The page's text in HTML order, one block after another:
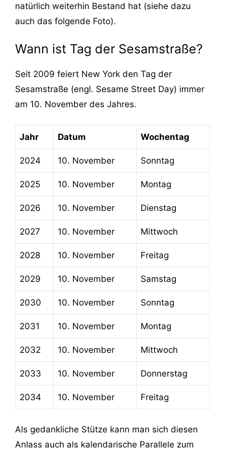
natürlich weiterhin Bestand hat (siehe dazu
auch das folgende Foto).
Wann ist Tag der Sesamstraße?
Seit 2009 feiert New York den Tag der
Sesamstraße (engl. Sesame Street Day) immer
am 10. November des Jahres.
Jahr Datum Wochentag
2024 10. November Sonntag
2025 10. November Montag
2026 10. November Dienstag
2027 10. November Mittwoch
2028 10. November Freitag
2029 10. November Samstag
2030 10. November Sonntag
2031 10. November Montag
2032 10. November Mittwoch
2033 10. November Donnerstag
2034 10. November Freitag
Als gedankliche Stütze kann man sich diesen
Anlass auch als kalendarische Parallele zum